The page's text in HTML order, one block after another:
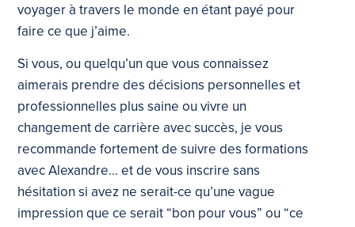
voyager à travers le monde en étant payé pour
faire ce que j’aime.
Si vous, ou quelqu’un que vous connaissez
aimerais prendre des décisions personnelles et
professionnelles plus saine ou vivre un
changement de carrière avec succès, je vous
recommande fortement de suivre des formations
avec Alexandre… et de vous inscrire sans
hésitation si avez ne serait-ce qu’une vague
impression que ce serait “bon pour vous” ou “ce